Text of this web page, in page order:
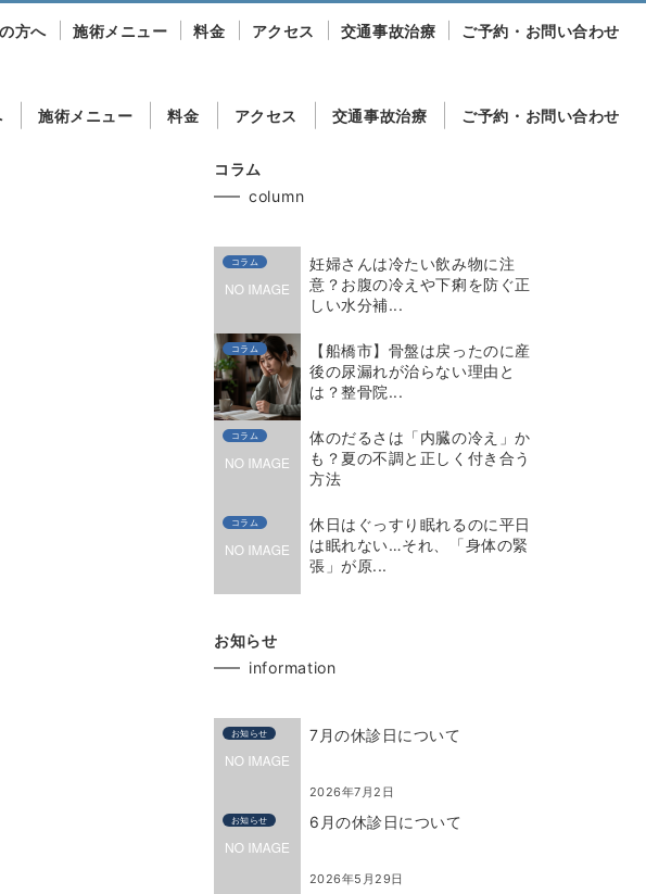
施術メニュー 料金 アクセス 交通事故治療 ご予約・お問い合わせ
方へ 施術メニュー 料金 アクセス 交通事故治療 ご予約・お問い合わせ
コラム
column
コラム
妊婦さんは冷たい飲み物に注
意？お腹の冷えや下痢を防ぐ正
しい水分補...
コラム
【船橋市】骨盤は戻ったのに産
後の尿漏れが治らない理由と
は？整骨院...
コラム
体のだるさは「内臓の冷え」か
も？夏の不調と正しく付き合う
方法
コラム
休日はぐっすり眠れるのに平日
は眠れない…それ、「身体の緊
張」が原...
お知らせ
information
お知らせ 7月の休診日について
2026年7月2日
お知らせ 6月の休診日について
2026年5月29日